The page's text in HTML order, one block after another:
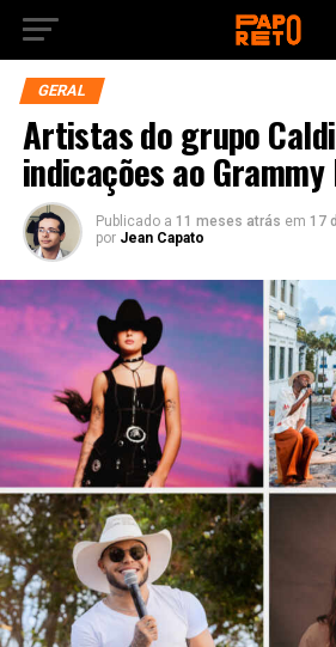
GERAL
Artistas do grupo
indicações ao
Publicado a 11 meses atrás em 17
por Jean Capato